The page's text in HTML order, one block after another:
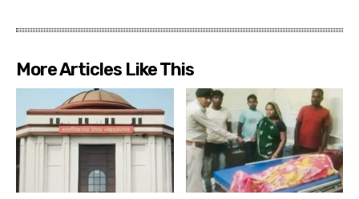
More Articles Like This